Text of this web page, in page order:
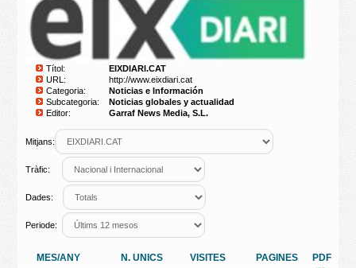
Títol:
EIXDIARI.CAT
URL:
http://www.eixdiari.cat
Categoria:
Noticias e Información
Subcategoria:
Noticias globales y actualidad
Editor:
Garraf News Media, S.L.
Mitjans:
Tràfic:
Dades:
Periode:
MES/ANY N. UNICS VISITES PAGINES PDF